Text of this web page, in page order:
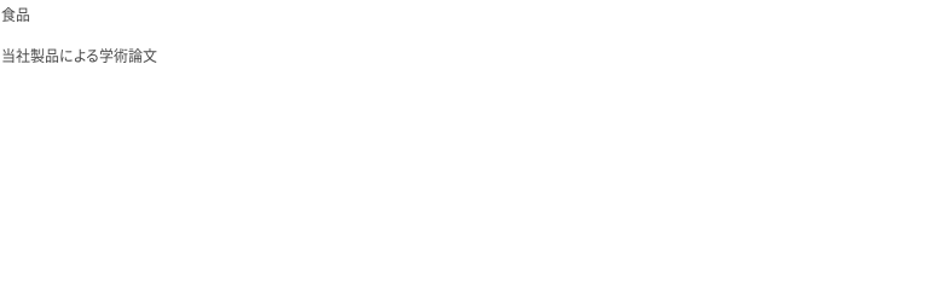
食品
当社製品による学術論文